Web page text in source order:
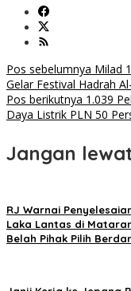
Navigasi
pos
Pos sebelumnya Milad
Gelar Festival Hadrah
Pos berikutnya 1.039
Daya Listrik PLN 50
Jangan
RJ Warnai
Laka Lantas di
Belah Pihak Pilih